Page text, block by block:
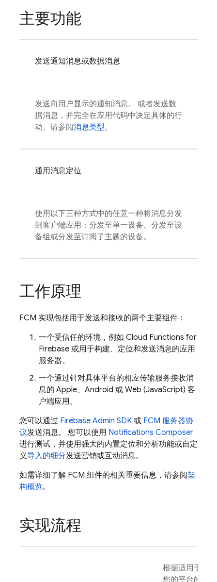
主要功能
发送通知消息或数据消息
发送向用户显示的通知消息。 或者发送数
据消息，并完全在应用代码中决定具体的行
动。请参阅消息类型。
通用消息定位
使用以下三种方式中的任意一种将消息分发
到客户端应用：分发至单一设备、分发至设
备组或分发至订阅了主题的设备。
工作原理
FCM 实现包括用于发送和接收的两个主要组件：
一个受信任的环境，例如 Cloud Functions for
Firebase 或用于构建、定位和发送消息的应用
服务器。
一个通过针对具体平台的相应传输服务接收消
息的 Apple、Android 或 Web (JavaScript) 客
户端应用。
您可以通过 Firebase Admin SDK 或 FCM 服务器协
议发送消息。 您可以使用 Notifications Composer
进行测试，并使用强大的内置定位和分析功能或自定
义导入的细分发送营销或互动消息。
如需详细了解 FCM 组件的相关重要信息，请参阅架
构概览。
实现流程
根据适用于
您的平台的